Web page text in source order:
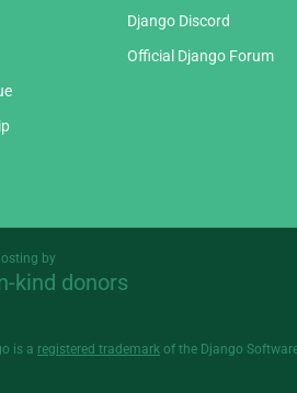
Django Discord
Official Django Forum
by
kind donors
is a registered trademark of the Django